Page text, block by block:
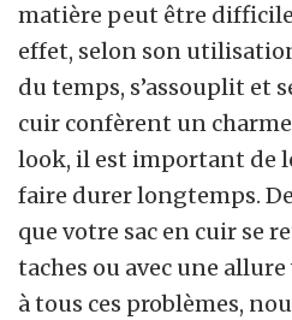
matière peut être
effet, selon son
du temps, s’assouplit et
cuir confèrent un
look, il est important de
faire durer longtemps.
que votre sac en cuir se
taches ou avec une
à tous ces problèmes,